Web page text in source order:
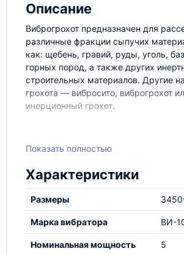
Описание
Виброгрохот предназначен для
различные фракции сыпучих
как: щебень, гравий, руды, уголь,
горных пород, а также других
строительных материалов. Другие
грохота — вибросито, виброгрохот
инерционный грохот.
вследствие которой происходит
ячеек. Вибровозбудителем являются
промышленные
повышенного ресурса 5000ч,
вибровозбудителей
службы, высокое КПД, отсутствие
Показать полностью
Характеристики
Pазмеры
Марка вибратора ВИ-
Номинальная мощность 5